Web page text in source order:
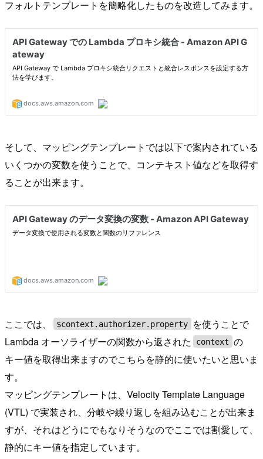
フォルトテンプレートを簡略化したものを改造してみます。
そして、マッピングテンプレートでは以下で案内されている
いくつかの変数を使うことで、コンテキスト値などを取得す
ることが出来ます。
ここでは、 $context.authorizer.property
を使うことで
Lambda オーソライザーの関数から返された
context の
キー値を取得出来ますのでこちらを静的に使いたいと思いま
す。
マッピングテンプレートは、Velocity Template Language
(VTL) で実装され、分岐や繰り返しを組み込むことが出来ま
すが、それはどうにでもなりそうなのでここでは割愛して、
静的にキー値を指定しています。